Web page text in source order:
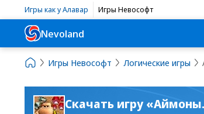
Игры как у Алавар Игры Невософт
Nevoland
Игры Невософт Логические игры
Скачать игру